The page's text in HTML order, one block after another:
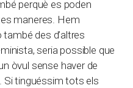
perquè es poden
maneres. Hem
també des d’altres
seria possible que
òvul sense haver de
Si tinguéssim tots els